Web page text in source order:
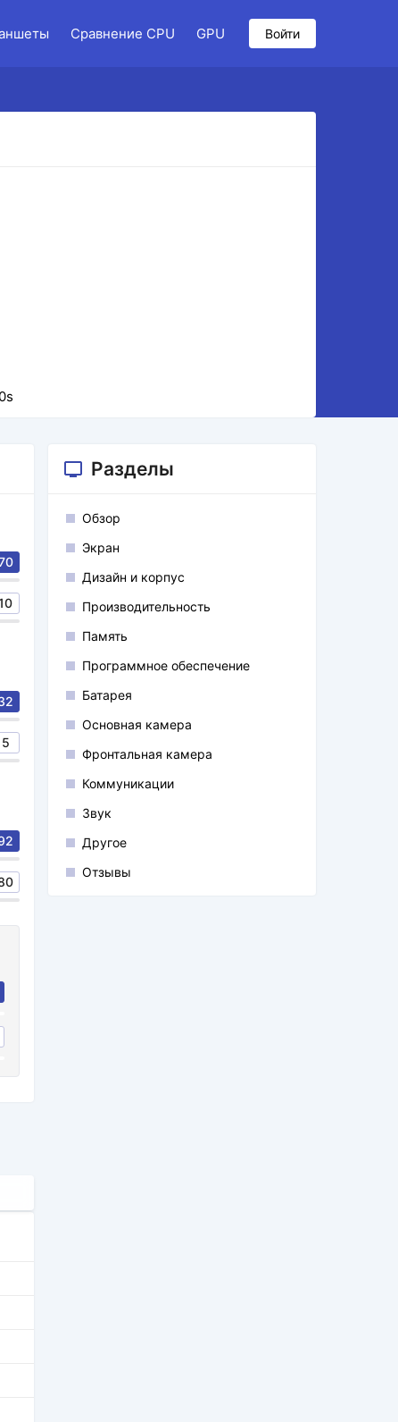
Сравнение CPU GPU Войти
5
Разделы
Обзор
Экран
Дизайн и корпус
Производительность
Память
Программное обеспечение
Батарея
Основная камера
Фронтальная камера
Коммуникации
Звук
Другое
Отзывы